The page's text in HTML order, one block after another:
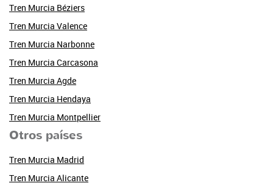
Tren Murcia Béziers
Tren Murcia Valence
Tren Murcia Narbonne
Tren Murcia Carcasona
Tren Murcia Agde
Tren Murcia Hendaya
Tren Murcia Montpellier
Otros países
Tren Murcia Madrid
Tren Murcia Alicante